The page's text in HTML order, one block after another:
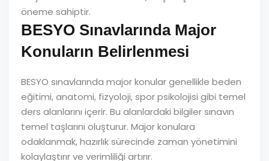
öneme sahiptir.
BESYO Sınavlarında Major
Konuların Belirlenmesi
BESYO sınavlarında major konular genellikle beden
eğitimi, anatomi, fizyoloji, spor psikolojisi gibi temel
ders alanlarını içerir. Bu alanlardaki bilgiler sınavın
temel taşlarını oluşturur. Major konulara
odaklanmak, hazırlık sürecinde zaman yönetimini
kolaylaştırır ve verimliliği artırır.